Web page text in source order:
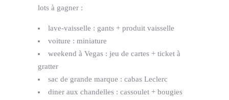
lots à gagner :
lave-vaisselle : gants + produit vaisselle
voiture : miniature
weekend à Vegas : jeu de cartes + ticket à
gratter
sac de grande marque : cabas Leclerc
diner aux chandelles : cassoulet + bougies